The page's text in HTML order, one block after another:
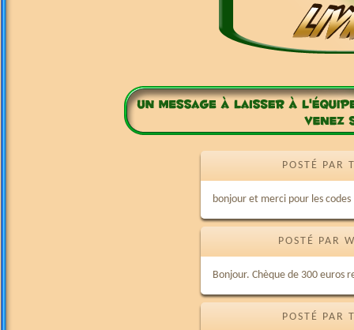
POSTÉ
bonjour et merci pour les codes
POSTÉ PAR
Bonjour. Chèque de 300
POSTÉ